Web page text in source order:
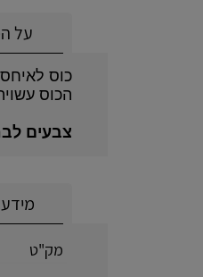
על
כוס
הכוס
צבעים
מק"ט